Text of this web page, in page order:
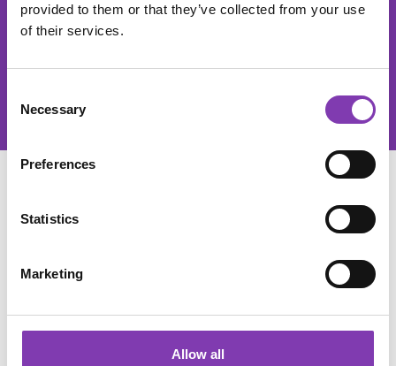
provided to them or that they’ve collected from your use
of their services.
Selection
Necessary
Preferences
Statistics
Marketing
Allow all
Diese Seite ist durch reCAPTCHA geschützt und es gelten die
Datenschutz
zur Kenntnis genommen und
dieAGBgelesen und bin mit ihnen einverstanden.